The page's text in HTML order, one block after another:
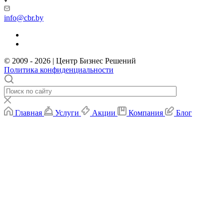
info@cbr.by
© 2009 - 2026 | Центр Бизнес Решений
Политика конфиденциальности
Главная Услуги Акции Компания Блог